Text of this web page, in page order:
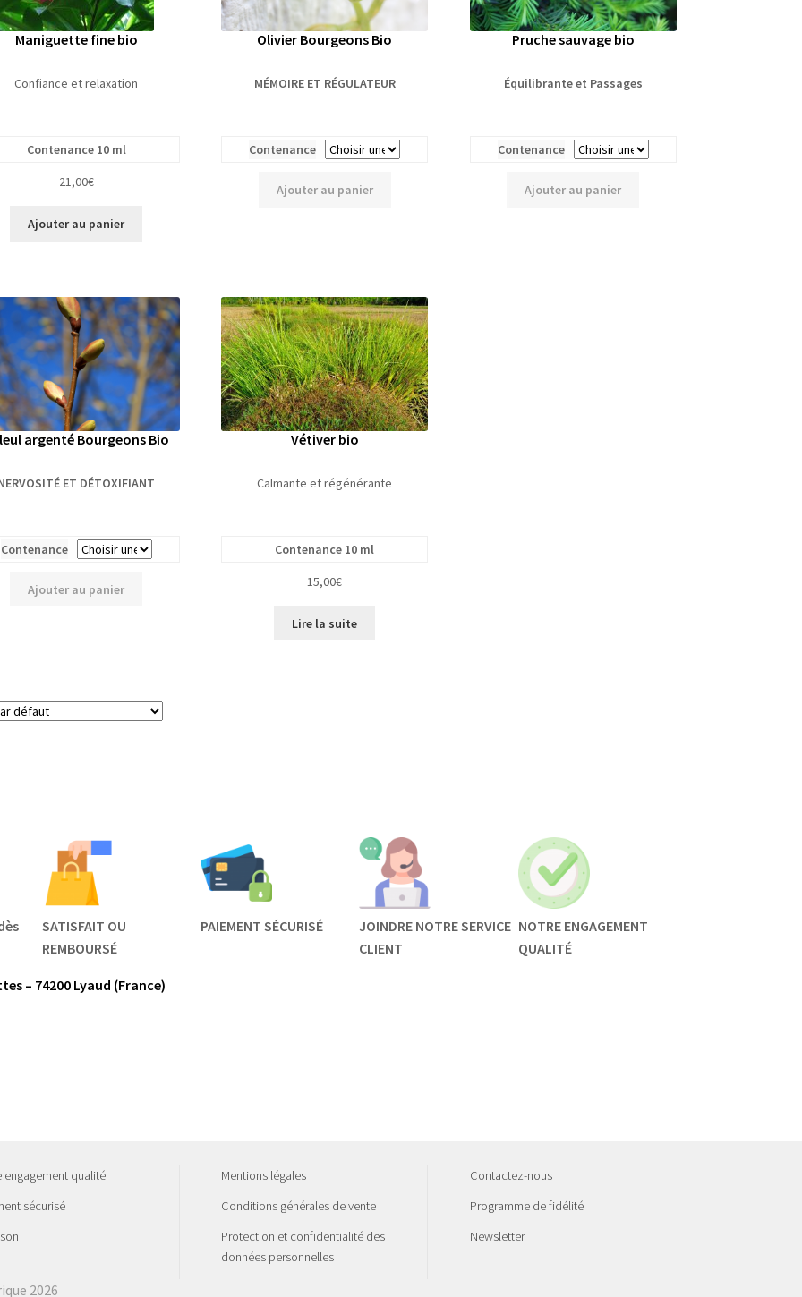
Maniguette fine bio
Confiance et relaxation
Contenance 10 ml
21,00€
Ajouter au panier
Olivier Bourgeons Bio
MÉMOIRE ET RÉGULATEUR
Contenance
Ajouter au panier
Pruche sauvage bio
Équilibrante et Passages
Contenance
Ajouter au panier
argenté Bourgeons Bio
ET DÉTOXIFIANT
Contenance
Ajouter au panier
Vétiver bio
Calmante et régénérante
Contenance 10 ml
15,00€
Lire la suite
SATISFAIT OU
REMBOURSÉ
PAIEMENT SÉCURISÉ
JOINDRE NOTRE SERVICE
CLIENT
NOTRE ENGAGEMENT
QUALITÉ
– 74200 Lyaud (France)
engagement qualité
sécurisé
Mentions légales
Conditions générales de vente
Protection et confidentialité des
données personnelles
Contactez-nous
Programme de fidélité
Newsletter
2026